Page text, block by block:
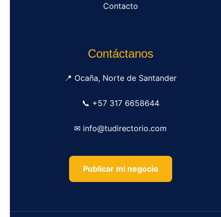
Contacto
Contáctanos
📍 Ocaña, Norte de Santander
📞 +57 317 6658644
✉ info@tudirectorio.com
Publicar mi negocio